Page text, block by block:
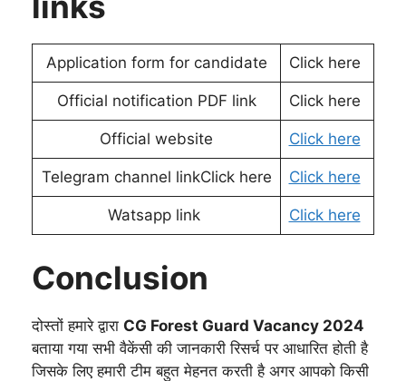
Application form for candidate Click here
Official notification PDF link Click here
Official website Click here
Telegram channel linkClick here Click here
Watsapp link Click here
Conclusion
दोस्तों हमारे द्वारा CG Forest Guard Vacancy 2024
बताया गया सभी वैकेंसी की जानकारी रिसर्च पर आधारित होती है
जिसके लिए हमारी टीम बहुत मेहनत करती है अगर आपको किसी